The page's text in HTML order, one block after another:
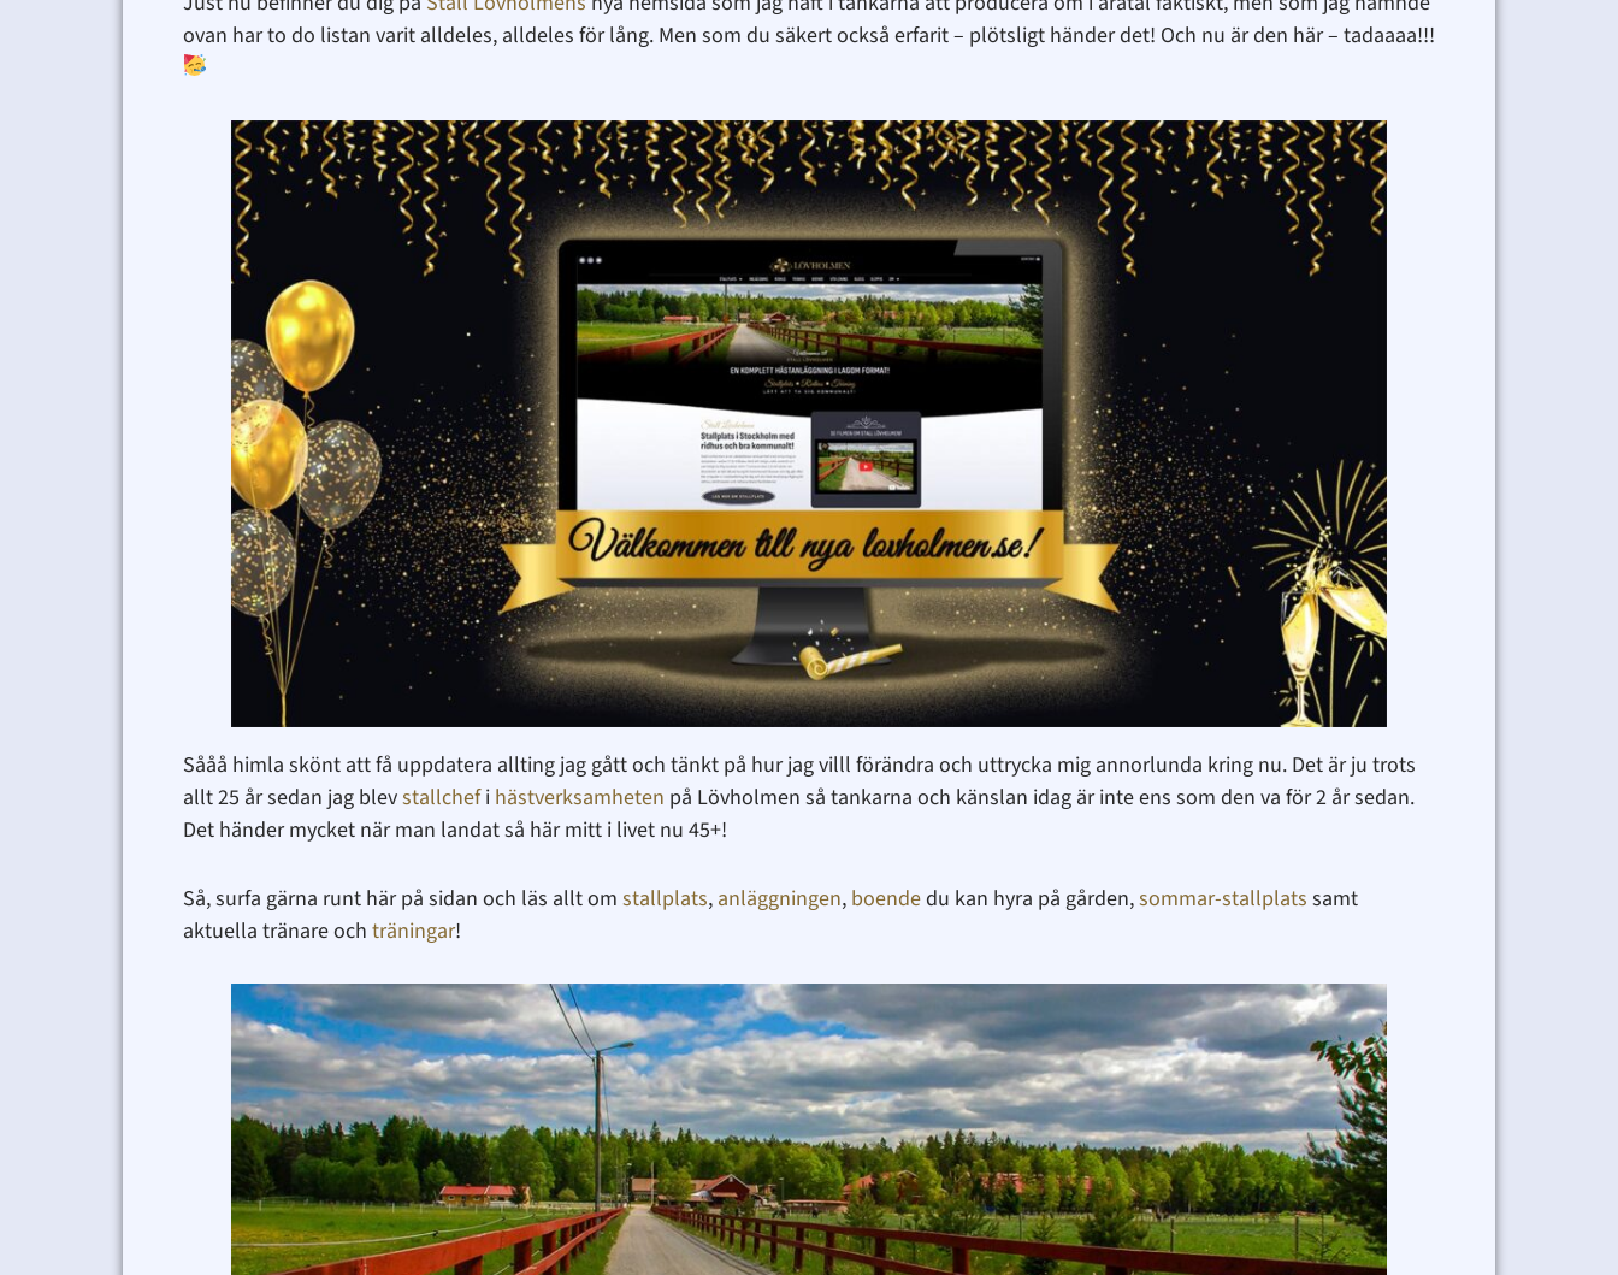
ovan har to do listan varit alldeles, alldeles för lång. Men som du säkert också erfarit – plötsligt händer det! Och nu är den här – tadaaaa!!!
Sååå himla skönt att få uppdatera allting jag gått och tänkt på hur jag villl förändra och uttrycka mig annorlunda kring nu. Det är ju trots
allt 25 år sedan jag blevstallchefi hästverksamheten på Lövholmen så tankarna och känslan idag är inte ens som den va för 2 år sedan.
Det händer mycket när man landat så här mitt i livet nu 45+!
Så, surfa gärna runt här på sidan och läs allt om stallplats, anläggningen, boendedu kan hyra på gården,sommar-stallplats samt
aktuella tränare och träningar!